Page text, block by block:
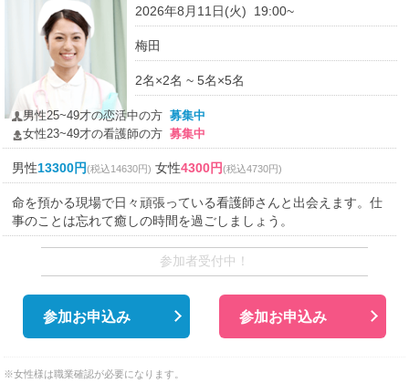
2026年8月11日(火) 19:00~
梅田
2名×2名 ~ 5名×5名
男性25~49才の恋活中の方募集中
女性23~49才の看護師の方募集中
男性13300円(税込14630円) 女性4300円(税込4730円)
命を預かる現場で日々頑張っている看護師さんと出会えます。仕
事のことは忘れて癒しの時間を過ごしましょう。
参加者受付中！
参加お申込み 参加お申込み
※女性様は職業確認が必要になります。